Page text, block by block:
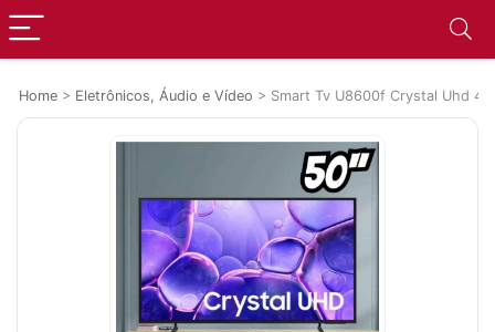
Home > Eletrônicos, Áudio e Vídeo > Smart Tv U8600f Crystal Uhd